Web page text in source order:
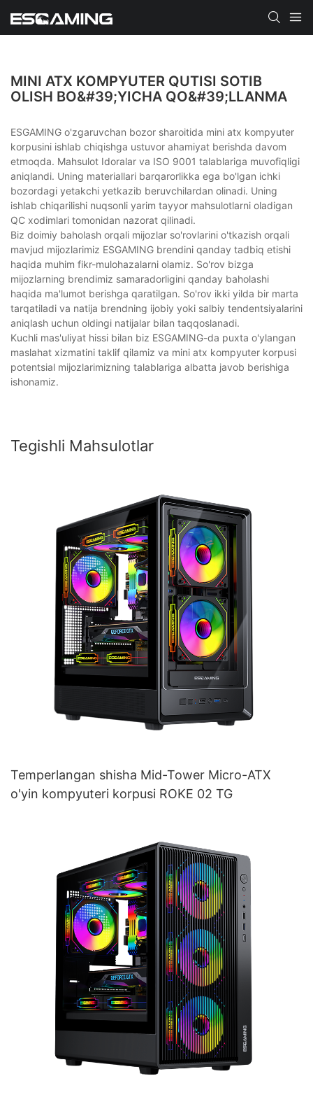
MINI ATX KOMPYUTER QUTISI SOTIB
OLISH BO&#39;YICHA QO&#39;LLANMA
ESGAMING o'zgaruvchan bozor sharoitida mini atx kompyuter
korpusini ishlab chiqishga ustuvor ahamiyat berishda davom
etmoqda. Mahsulot Idoralar va ISO 9001 talablariga muvofiqligi
aniqlandi. Uning materiallari barqarorlikka ega bo'lgan ichki
bozordagi yetakchi yetkazib beruvchilardan olinadi. Uning
ishlab chiqarilishi nuqsonli yarim tayyor mahsulotlarni oladigan
QC xodimlari tomonidan nazorat qilinadi.
Biz doimiy baholash orqali mijozlar so'rovlarini o'tkazish orqali
mavjud mijozlarimiz ESGAMING brendini qanday tadbiq etishi
haqida muhim fikr-mulohazalarni olamiz. So'rov bizga
mijozlarning brendimiz samaradorligini qanday baholashi
haqida ma'lumot berishga qaratilgan. So'rov ikki yilda bir marta
tarqatiladi va natija brendning ijobiy yoki salbiy tendentsiyalarini
aniqlash uchun oldingi natijalar bilan taqqoslanadi.
Kuchli mas'uliyat hissi bilan biz ESGAMING-da puxta o'ylangan
maslahat xizmatini taklif qilamiz va mini atx kompyuter korpusi
potentsial mijozlarimizning talablariga albatta javob berishiga
ishonamiz.
Tegishli Mahsulotlar
Temperlangan shisha Mid-Tower Micro-ATX
o'yin kompyuteri korpusi ROKE 02 TG